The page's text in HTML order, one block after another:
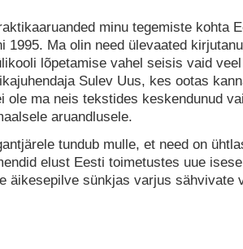
minu tegemiste kohta
1995. Ma olin need ülevaated
lõpetamise vahel seisis vaid
Sulev Uus, kes ootas
ole ma neis tekstides keskendunud
aruandlusele.
tundub mulle, et need on
elust Eesti toimetustes uue
äikesepilve sünkjas varjus sähvivate